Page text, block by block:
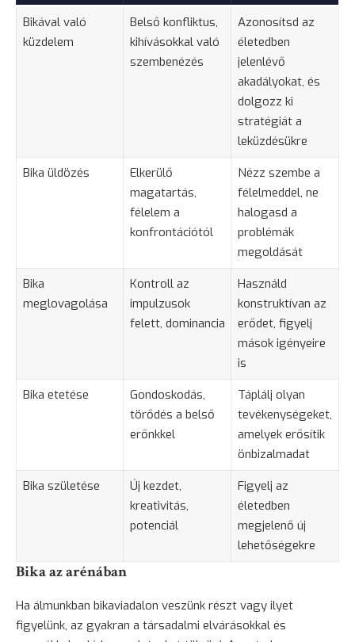
Bikával való
küzdelem
Belső konfliktus,
kihívásokkal való
szembenézés
Azonosítsd az
életedben
jelenlévő
akadályokat, és
dolgozz ki
stratégiát a
leküzdésükre
Bika üldözés
Elkerülő
magatartás,
félelem a
konfrontációtól
Nézz szembe a
félelmeddel, ne
halogasd a
problémák
megoldását
Bika
meglovagolása
Kontroll az
impulzusok
felett, dominancia
Használd
konstruktívan az
erődet, figyelj
mások igényeire
is
Bika etetése
Gondoskodás,
törődés a belső
erőnkkel
Táplálj olyan
tevékenységeket,
amelyek erősítik
önbizalmadat
Bika születése
Új kezdet,
kreativitás,
potenciál
Figyelj az
életedben
megjelenő új
lehetőségekre
Bika az arénában
Ha álmunkban bikaviadalon veszünk részt vagy ilyet
figyelünk, az gyakran a társadalmi elvárásokkal és